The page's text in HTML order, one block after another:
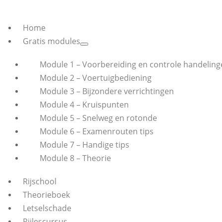
Home
Gratis modules
Module 1 – Voorbereiding en controle
Module 2 – Voertuigbediening
Module 3 – Bijzondere verrichtingen
Module 4 – Kruispunten
Module 5 – Snelweg en rotonde
Module 6 – Examenrouten tips
Module 7 – Handige tips
Module 8 – Theorie
Rijschool
Theorieboek
Letselschade